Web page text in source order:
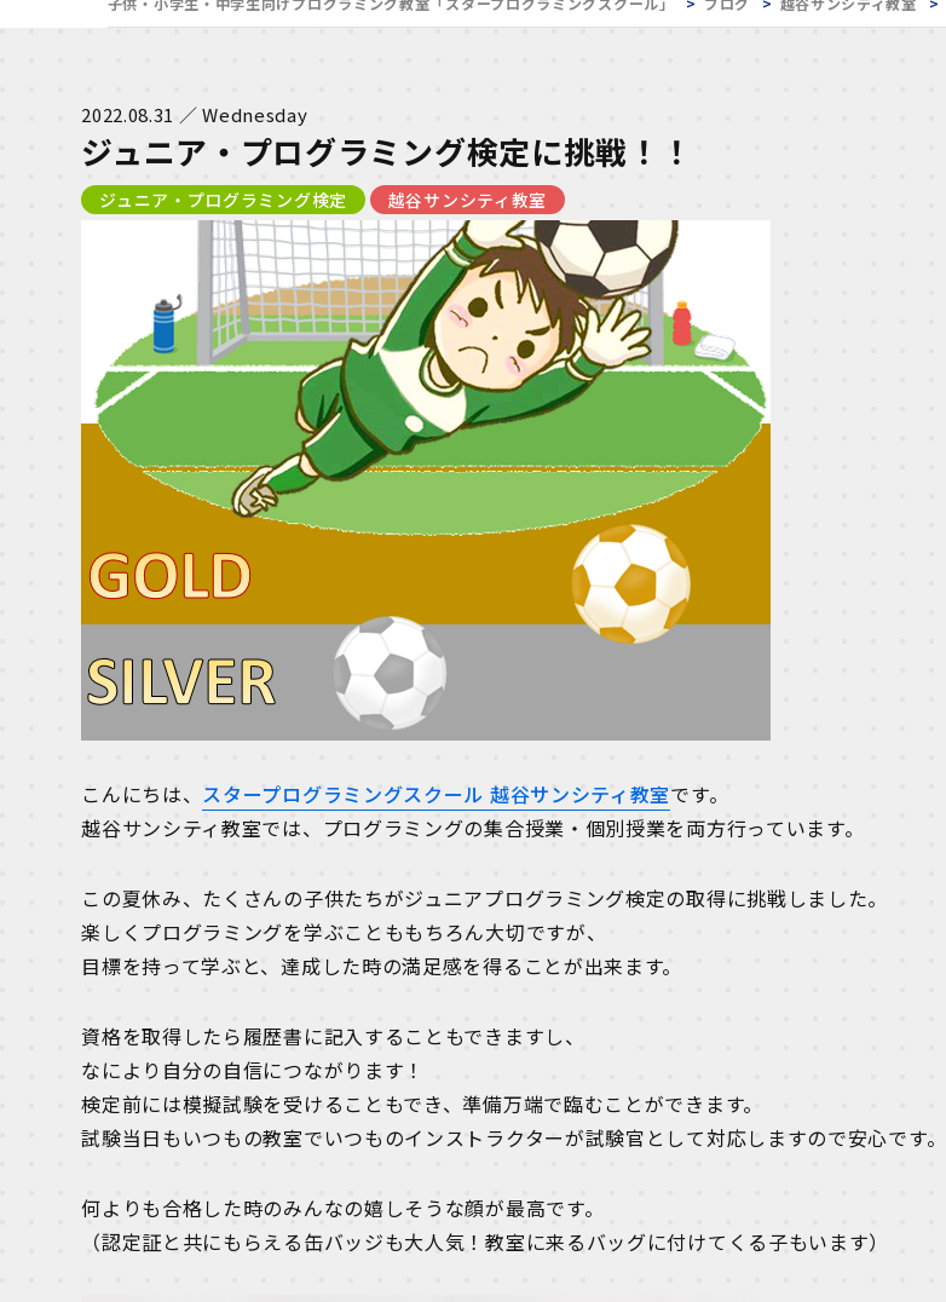
2022.08.31 ／ Wednesday
ジュニア・プログラミング検定に挑戦！！
ジュニア・プログラミング検定 越谷サンシティ教室
こんにちは、 スタープログラミングスクール 越谷サンシティ教室です。
越谷サンシティ教室では、プログラミングの集合授業・個別授業を両方行っています。
この夏休み、たくさんの子供たちがジュニアプログラミング検定の取得に挑戦しました。
楽しくプログラミングを学ぶことももちろん大切ですが、
目標を持って学ぶと、達成した時の満足感を得ることが出来ます。
資格を取得したら履歴書に記入することもできますし、
なにより自分の自信につながります！
検定前には模擬試験を受けることもでき、準備万端で臨むことができます。
試験当日もいつもの教室でいつものインストラクターが試験官として対応しますので安心です。
何よりも合格した時のみんなの嬉しそうな顔が最高です。
（認定証と共にもらえる缶バッジも大人気！教室に来るバッグに付けてくる子もいます）